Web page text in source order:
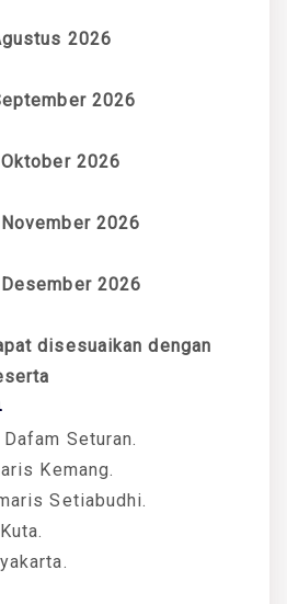
2026
2026
2026
2026
2026
disesuaikan dengan
Seturan.
Kemang.
Setiabudhi.